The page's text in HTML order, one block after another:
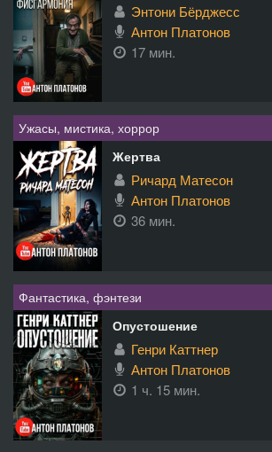
Энтони Бёрджесс
Антон Платонов
17 мин.
Ужасы, мистика, хоррор
Жертва
Ричард Матесон
Антон Платонов
36 мин.
Фантастика, фэнтези
Опустошение
Генри Каттнер
Антон Платонов
1 ч. 15 мин.